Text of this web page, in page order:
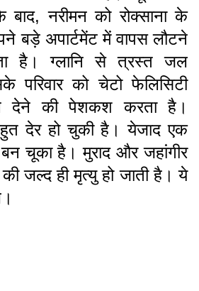
नरीमन को रोक्साना के
बड़े अपार्टमेंट में वापस लौटने
है। ग्लानि से त्रस्त जल
परिवार को चेटो फेलिसिटी
देने की पेशकश करता है।
देर हो चुकी है। येजाद एक
चूका है। मुराद और जहांगीर
जल्द ही मृत्यु हो जाती है। ये